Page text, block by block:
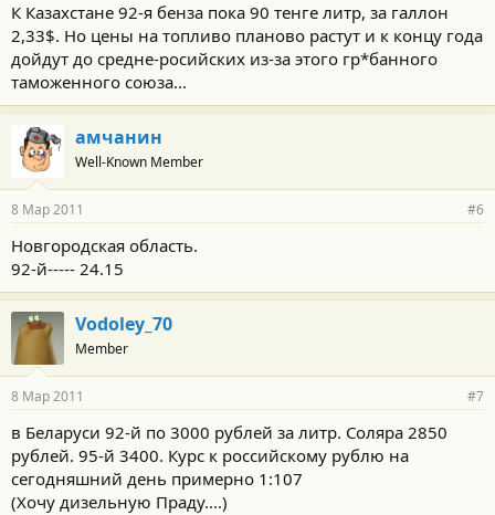
К Казахстане 92-я бенза пока 90 тенге литр, за галлон
2,33$. Но цены на топливо планово растут и к концу года
дойдут до средне-росийских из-за этого гр*банного
таможенного союза...
амчанин
Well-Known Member
8 Мар 2011 #6
Новгородская область.
92-й----- 24.15
Vodoley_70
Member
8 Мар 2011 #7
в Беларуси 92-й по 3000 рублей за литр. Соляра 2850
рублей. 95-й 3400. Курс к российскому рублю на
сегодняшний день примерно 1:107
(Хочу дизельную Праду....)